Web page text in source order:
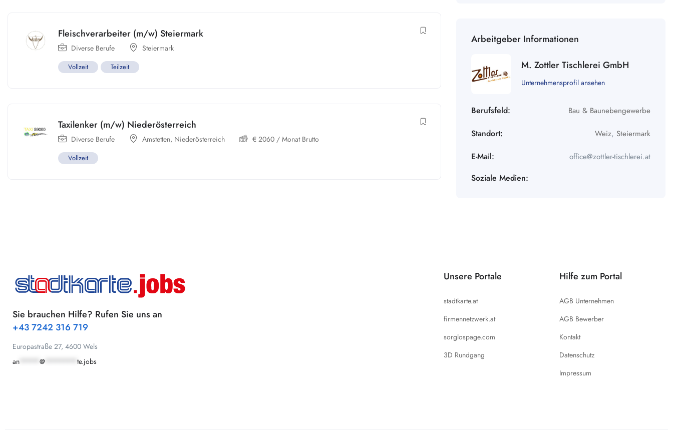
Fleischverarbeiter (m/w) Steiermark
Diverse Berufe Steiermark
Vollzeit Teilzeit
Taxilenker (m/w) Niederösterreich
Diverse Berufe Amstetten, Niederösterreich € 2060 / Monat Brutto
Vollzeit
Arbeitgeber Informationen
M. Zottler Tischlerei GmbH
Unternehmensprofil ansehen
Berufsfeld: Bau & Baunebengewerbe
Standort: Weiz, Steiermark
E-Mail: office@zottler-tischlerei.at
Soziale Medien:
Sie brauchen Hilfe? Rufen Sie uns an
+43 7242 316 719
Europastraße 27, 4600 Wels
an
@ te.jobs
Unsere Portale
stadtkarte.at
firmennetzwerk.at
sorglospage.com
3D Rundgang
Hilfe zum Portal
AGB Unternehmen
AGB Bewerber
Kontakt
Datenschutz
Impressum